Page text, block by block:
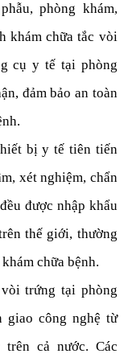
phòng khám,
khám chữa tắc vòi
cụ y tế tại phòng
đảm bảo an toàn
bị y tế tiên tiến
xét nghiệm, chẩn
được nhập khẩu
thế giới, thường
chữa bệnh.
trứng tại phòng
giao công nghệ từ
cả nước. Các